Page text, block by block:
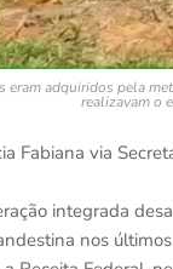
eram adquiridos pela
realizavam o
Fabiana via
integrada
nos